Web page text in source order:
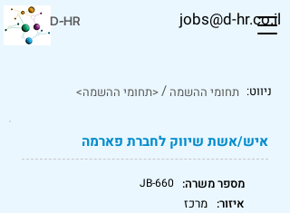
D-HR jobs@d-hr.co.il
ניווט: /<תחומי ההשמה> תחומי ההשמה
איש/אשת שיווק לחברת פארמה
JB-660
מספר משרה:
איזור: מרכז